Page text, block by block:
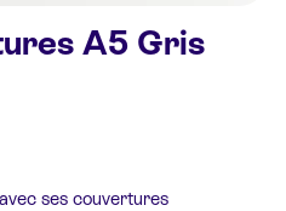
A5 Gris
ses couvertures